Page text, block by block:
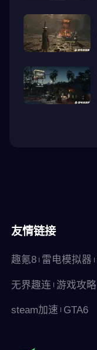
友情链接
趣氪8 雷电模拟器
无界趣连 游戏攻略
steam加速 GTA6